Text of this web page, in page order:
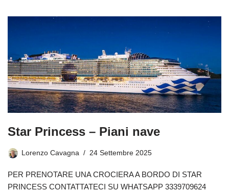
Star Princess – Piani nave
Lorenzo Cavagna 24 Settembre 2025
PER PRENOTARE UNA CROCIERA A BORDO DI STAR
PRINCESS CONTATTATECI SU WHATSAPP 3339709624